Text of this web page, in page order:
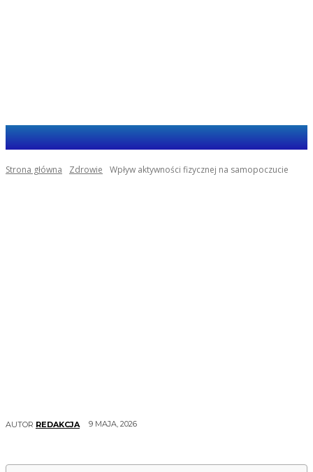
Haja.com.pl
Strona główna Zdrowie Wpływ aktywności fizycznej na samopoczucie
AUTOR REDAKCJA 9 MAJA, 2026